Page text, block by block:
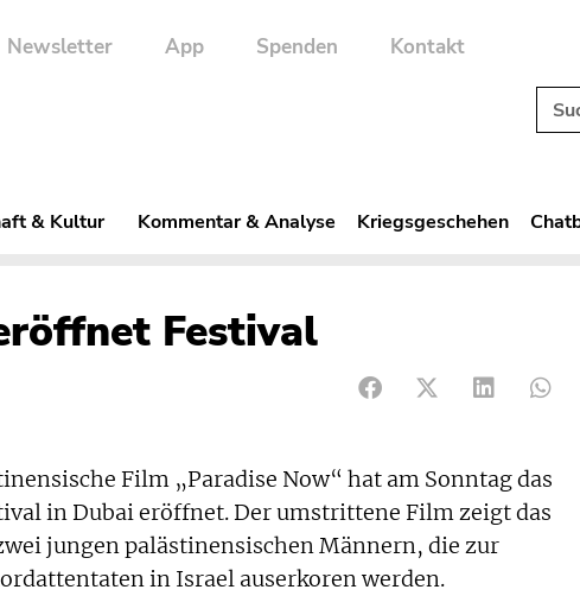
Newsletter App Spenden Kontakt
& Kultur Kommentar & Analyse Kriegsgeschehen
Festival
Film „Paradise Now“ hat am Sonntag das
in Dubai eröffnet. Der umstrittene Film zeigt das
jungen palästinensischen Männern, die zur
in Israel auserkoren werden.